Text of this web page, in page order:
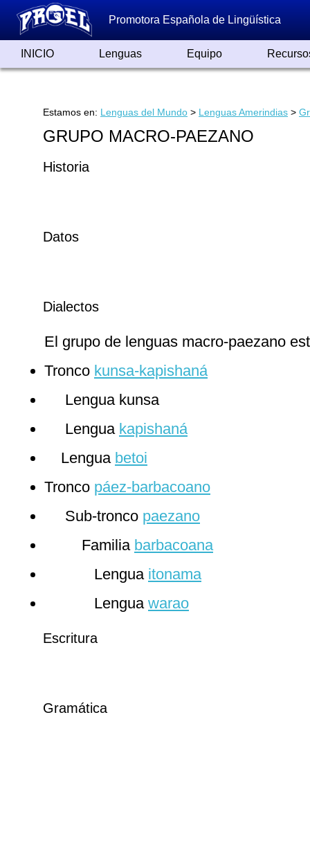
Promotora Española de Lingüística
INICIO Lenguas Equipo
Estamos en: Lenguas del Mundo > Lenguas Amerindias >
GRUPO MACRO-PAEZANO
Historia
Datos
Dialectos
El grupo de lenguas macro-paezano
Tronco kunsa-kapishaná
Lengua kunsa
Lengua kapishaná
Lengua betoi
Tronco páez-barbacoano
Sub-tronco paezano
Familia barbacoana
Lengua itonama
Lengua warao
Escritura
Gramática